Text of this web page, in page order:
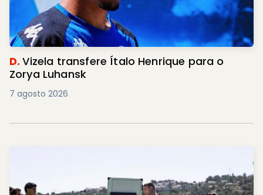
D.Vizela transfere Ítalo Henrique para o
Zorya Luhansk
7 agosto 2026